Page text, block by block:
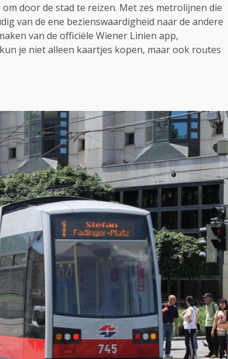
door de stad te reizen. Met zes metrolijnen die
van de ene bezienswaardigheid naar de andere
van de officiële Wiener Linien app,
je niet alleen kaartjes kopen, maar ook routes